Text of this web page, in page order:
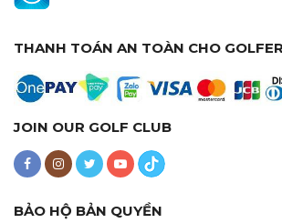
THANH TOÁN AN TOÀN CHO GOLFER
JOIN OUR GOLF CLUB
BẢO HỘ BẢN QUYỀN